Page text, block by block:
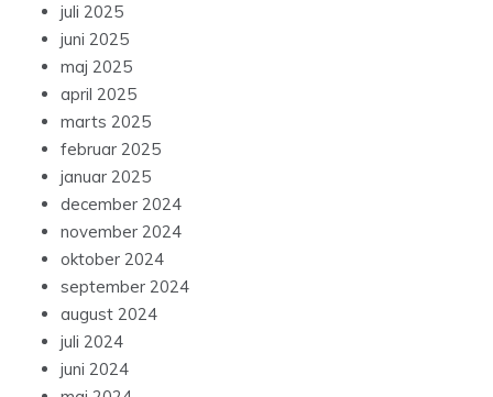
juli 2025
juni 2025
maj 2025
april 2025
marts 2025
februar 2025
januar 2025
december 2024
november 2024
oktober 2024
september 2024
august 2024
juli 2024
juni 2024